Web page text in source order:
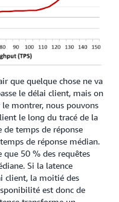
que quelque chose ne va
le délai client, mais on
le montrer, nous pouvons
le long du tracé de la
de temps de réponse
de réponse médian.
50 % des requêtes
Si la latence
client, la moitié des
est donc de